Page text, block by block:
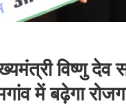
विष्णु देव
में बढ़ेगा